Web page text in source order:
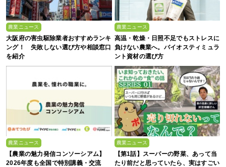
農業ニュース
大阪府の害虫駆除業者おすすめランキ
ング！ 失敗しない選び方や相談窓口
を紹介
農業ニュース
高温・乾燥・日照不足でもストレスに
負けない農業へ。バイオスティミュラ
ント資材の選び方
農業ニュース
【農業の魅力発信コンソーシアム】
2026年度も全国で特別講義・交流
農業ニュース
【第1話】スーパーの野菜、あって当
たり前だと思っていたら、実はすごい